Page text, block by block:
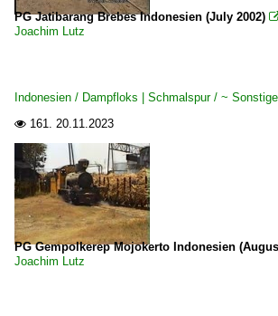
PG Jatibarang Brebes Indonesien (July 2002)
Joachim Lutz
Indonesien / Dampfloks | Schmalspur / ~ Sonstige
 161. 20.11.2023
PG Gempolkerep Mojokerto Indonesien
Joachim Lutz